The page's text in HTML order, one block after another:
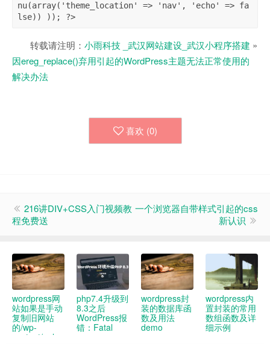
nu(array('theme_location' => 'nav', 'echo' => fa
lse)) )); ?>
转载请注明： 小雨科技 _武汉网站建设_武汉小程序搭建 »
因ereg_replace()弃用引起的WordPress主题无法正常使用的
解决办法
喜欢 (0)
216讲DIV+CSS入门视频教
程免费送
一个浏览器自带样式引起的css
新认识
wordpress网
站如果是手动
复制旧网站
的/wp-
content/uploads
php7.4升级到
8.3之后
WordPress报
错：Fatal
wordpress封
装的数据库函
数及用法
demo
wordpress内
置封装的常用
数组函数及详
细示例